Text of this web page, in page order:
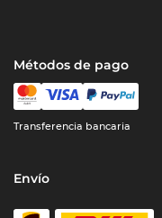
Métodos de pago
Transferencia bancaria
Envío